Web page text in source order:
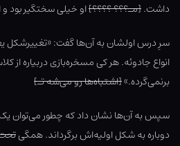
داشت.[مـ؟؟؟ ؟؟؟؟]او خیلی سختگیر بود
سرِ درس اولشان به آن‌ها گفت: «تغییرشکل
انواع جادوئه. هر کی مسخره‌بازی دربیاره از
برنمی‌گرده.»[اشتباه‌ها رو می‌شه تـ]
سپس به آن‌ها نشان داد که چطور می‌توان یک
دوباره به شکل اولیه‌اش برگرداند. همگی